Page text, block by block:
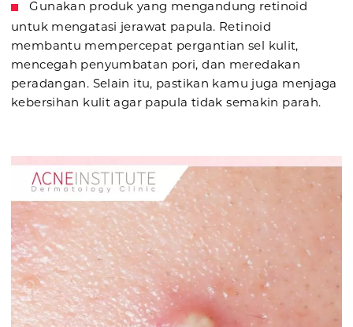
Gunakan produk yang mengandung retinoid
untuk mengatasi jerawat papula. Retinoid
membantu mempercepat pergantian sel kulit,
mencegah penyumbatan pori, dan meredakan
peradangan. Selain itu, pastikan kamu juga menjaga
kebersihan kulit agar papula tidak semakin parah.